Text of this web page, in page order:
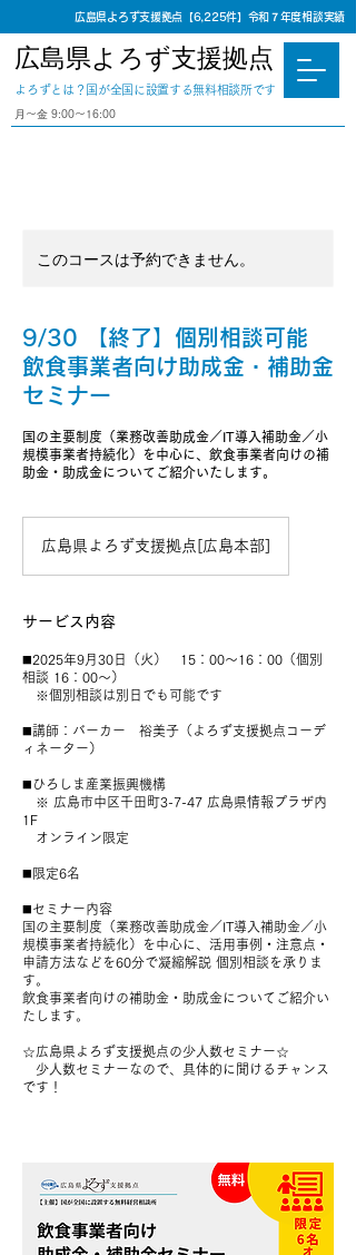
広島県よろず支援拠点【6,225件】令和７年度相談実績
広島県よろず支援拠点
​よろずとは？国が全国に設置する無料相談所です
⽉〜⾦ 9:00〜16:00
このコースは予約できません。
9/30 【終了】個別相談可能
飲食事業者向け助成金・補助金
セミナー
国の主要制度（業務改善助成金／IT導入補助金／小
規模事業者持続化）を中心に、飲食事業者向けの補
助金・助成金についてご紹介いたします。
広島県よろず支援拠点[広島本部]
サービス内容
◼️2025年9月30日（火） 15：00〜16：00（個別
相談 16：00〜）
※個別相談は別日でも可能です
◼️講師：バーカー 裕美子（よろず支援拠点コーデ
ィネーター）
◼️ひろしま産業振興機構
※ 広島市中区千田町3-7-47 広島県情報プラザ内
1F
オンライン限定
◼️限定6名
◼️セミナー内容
国の主要制度（業務改善助成金／IT導入補助金／小
規模事業者持続化）を中心に、活用事例・注意点・
申請方法などを60分で凝縮解説 個別相談を承りま
す。
飲食事業者向けの補助金・助成金についてご紹介い
たします。
☆広島県よろず支援拠点の少人数セミナー☆
少人数セミナーなので、具体的に聞けるチャンス
です！